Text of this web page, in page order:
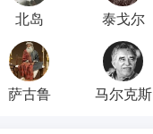
北岛 泰戈尔
萨古鲁 马尔克斯